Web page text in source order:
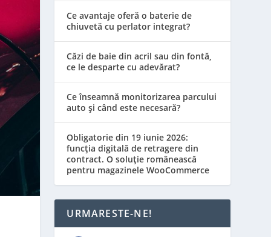
Ce avantaje oferă o baterie de
chiuvetă cu perlator integrat?
Căzi de baie din acril sau din fontă,
ce le desparte cu adevărat?
Ce înseamnă monitorizarea parcului
auto și când este necesară?
Obligatorie din 19 iunie 2026:
funcția digitală de retragere din
contract. O soluție românească
pentru magazinele WooCommerce
URMARESTE-NE!